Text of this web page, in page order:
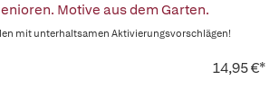
Motive aus dem Garten.
mit unterhaltsamen Aktivierungsvorschlägen!
14,95 €*